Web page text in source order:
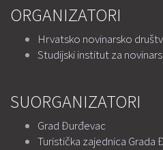
ORGANIZATORI
Hrvatsko novinarsko
Studijski institut za
SUORGANIZATORI
Grad Đurđevac
Turistička zajednica Grada